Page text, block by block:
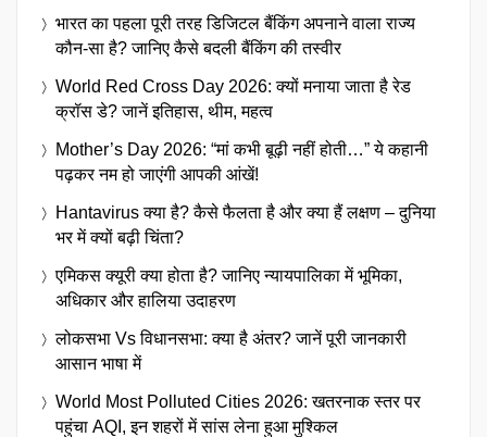
भारत का पहला पूरी तरह डिजिटल बैंकिंग अपनाने वाला राज्य
कौन-सा है? जानिए कैसे बदली बैंकिंग की तस्वीर
World Red Cross Day 2026: क्यों मनाया जाता है रेड
क्रॉस डे? जानें इतिहास, थीम, महत्व
Mother’s Day 2026: “मां कभी बूढ़ी नहीं होती…” ये कहानी
पढ़कर नम हो जाएंगी आपकी आंखें!
Hantavirus क्या है? कैसे फैलता है और क्या हैं लक्षण – दुनिया
भर में क्यों बढ़ी चिंता?
एमिकस क्यूरी क्या होता है? जानिए न्यायपालिका में भूमिका,
अधिकार और हालिया उदाहरण
लोकसभा Vs विधानसभा: क्या है अंतर? जानें पूरी जानकारी
आसान भाषा में
World Most Polluted Cities 2026: खतरनाक स्तर पर
पहुंचा AQI, इन शहरों में सांस लेना हुआ मुश्किल